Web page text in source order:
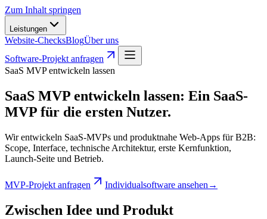
Zum Inhalt springen
Leistungen
Website-ChecksBlogÜber uns
Software-Projekt anfragen
SaaS MVP entwickeln lassen
SaaS MVP entwickeln lassen: Ein SaaS-
MVP für die ersten Nutzer.
Wir entwickeln SaaS-MVPs und produktnahe Web-Apps für B2B:
Scope, Interface, technische Architektur, erste Kernfunktion,
Launch-Seite und Betrieb.
MVP-Projekt anfragen Individualsoftware ansehen →
Zwischen Idee und Produkt